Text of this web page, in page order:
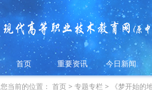
首页 重要资讯 今日新闻
您当前的位置：首页 >专题专栏 > 《梦开始的